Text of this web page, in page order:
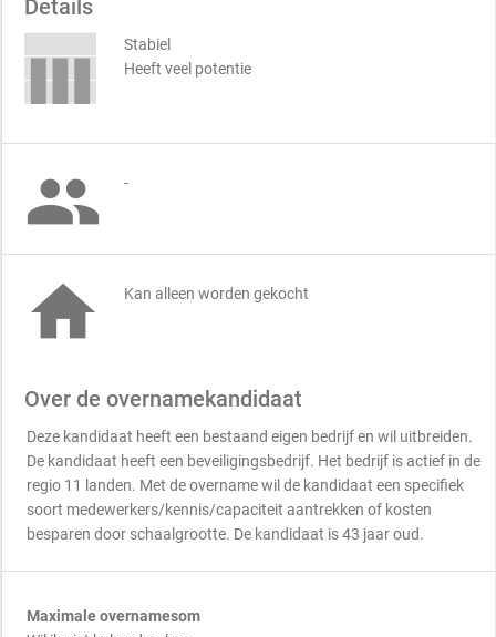
Details
Stabiel
Heeft veel potentie
 -
 Kan alleen worden gekocht
Over de overnamekandidaat
Deze kandidaat heeft een bestaand eigen bedrijf en wil uitbreiden.
De kandidaat heeft een beveiligingsbedrijf. Het bedrijf is actief in de
regio 11 landen. Met de overname wil de kandidaat een specifiek
soort medewerkers/kennis/capaciteit aantrekken of kosten
besparen door schaalgrootte. De kandidaat is 43 jaar oud.
Maximale overnamesom